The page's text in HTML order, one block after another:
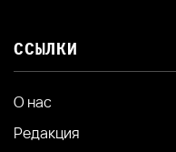
ССЫЛКИ
О нас
Редакция